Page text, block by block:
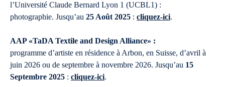
l’Université Claude Bernard Lyon 1 (UCBL1) :
photographie. Jusqu’au 25 Août 2025 : cliquez-ici.
AAP «TaDA Textile and Design Alliance» :
programme d’artiste en résidence à Arbon, en Suisse, d’avril à
juin 2026 ou de septembre à novembre 2026. Jusqu’au 15
Septembre 2025 : cliquez-ici.